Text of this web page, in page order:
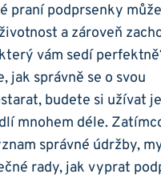
praní podprsenky může
a zároveň
vám sedí
jak správně se o svou
budete si užívat
mnohem déle.
správné údržby,
rady, jak vyprat